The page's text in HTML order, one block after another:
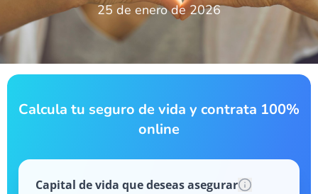
25 de enero de 2026
Calcula tu seguro de vida y contrata 100%
online
Capital de vida que deseas asegurar